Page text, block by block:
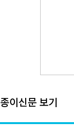
종이신문 보기